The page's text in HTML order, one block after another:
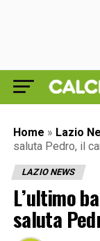
Home » Lazio
saluta Pedro, il
LAZIO NEWS
L’ultimo
saluta